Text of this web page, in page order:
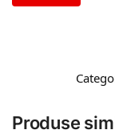
Produse